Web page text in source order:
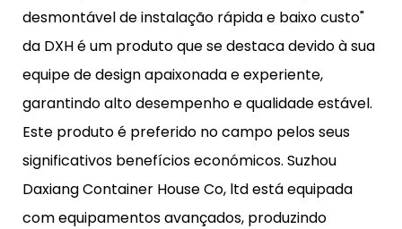
desmontável de instalação rápida e baixo custo"
da DXH é um produto que se destaca devido à sua
equipe de design apaixonada e experiente,
garantindo alto desempenho e qualidade estável.
Este produto é preferido no campo pelos seus
significativos benefícios económicos. Suzhou
Daxiang Container House Co, ltd está equipada
com equipamentos avançados, produzindo